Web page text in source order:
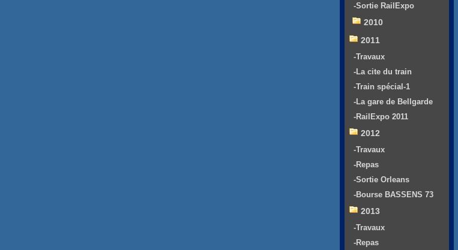
-Sortie RailExpo
2010
2011
-Travaux
-La cite du train
-Train spécial-1
-La gare de Bellgarde
-RailExpo 2011
2012
-Travaux
-Repas
-Sortie Orleans
-Bourse BASSENS 73
2013
-Travaux
-Repas